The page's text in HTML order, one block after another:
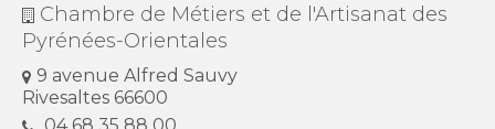
Chambre de Métiers et de l'Artisanat des
Pyrénées-Orientales
9 avenue Alfred Sauvy
Rivesaltes 66600